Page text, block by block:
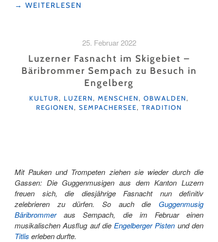
"BACK
→ WEITERLESEN
25. Februar 2022
Luzerner Fasnacht im Skigebiet –
Bäribrommer Sempach zu Besuch in
Engelberg
KATEGORIEN
KULTUR, LUZERN, MENSCHEN, OBWALDEN,
REGIONEN, SEMPACHERSEE, TRADITION
Mit Pauken und Trompeten ziehen sie wieder durch die
Gassen: Die Guggenmusigen aus dem Kanton Luzern
freuen sich, die diesjährige Fasnacht nun definitiv
zelebrieren zu dürfen. So auch die Guggenmusig
Bäribrommeraus Sempach, die im Februar einen
musikalischen Ausflug auf die Engelberger Pisten und den
Titlis erleben durfte.